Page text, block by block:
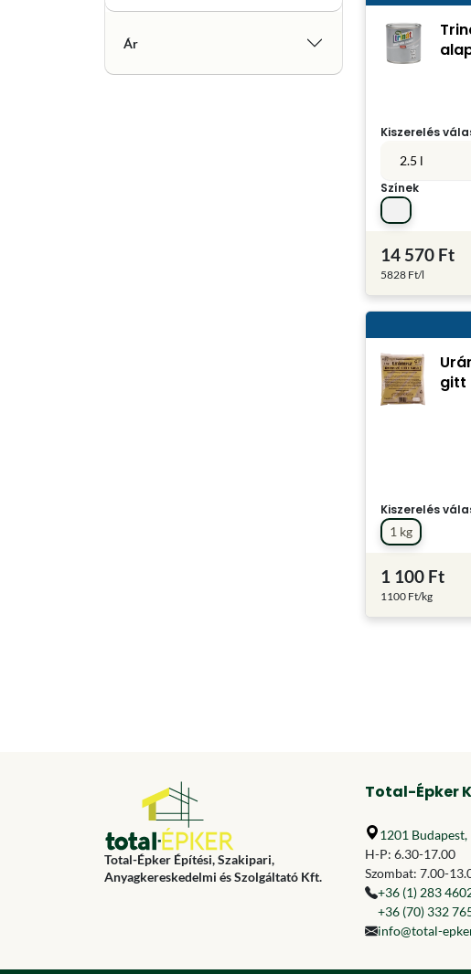
Ár
Kiszerelés
2.5 l
Színek
14 570 Ft
5828 Ft/l
gitt
Kiszerelés
1 kg
1 100 Ft
1100 Ft/kg
Total-Épker Építési, Szakipari,
Anyagkereskedelmi és Szolgáltató Kft.
Total-Épker
1201 Budapest,
H-P: 6.30-17.00
Szombat: 7.00-
+36 (1) 283
+36 (70) 332
info@total-